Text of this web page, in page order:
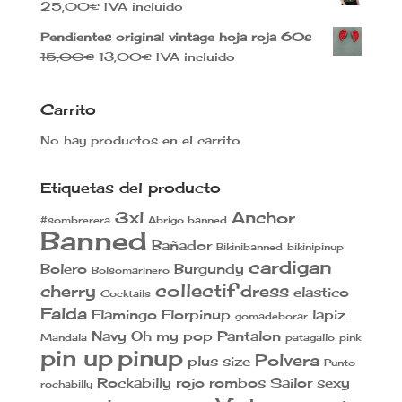
25,00€ IVA incluido
Pendientes original vintage hoja roja 60s
15,00€ El
15,00€.
13,00€El
13,00€.
IVA incluido
Carrito
No hay productos en el carrito.
Etiquetas del producto
#sombrerera 3xl Abrigo banned Anchor
Banned Bañador Bikinibanned bikinipinup
Bolero Bolsomarinero Burgundy cardigan
cherry Cocktails collectif dress elastico
Falda Flamingo Florpinup gomadeborar lapiz
Mandala Navy Oh my pop Pantalon patagallo pink
pin up pinup plus size Polvera Punto
rochabilly Rockabilly rojo rombos Sailor sexy